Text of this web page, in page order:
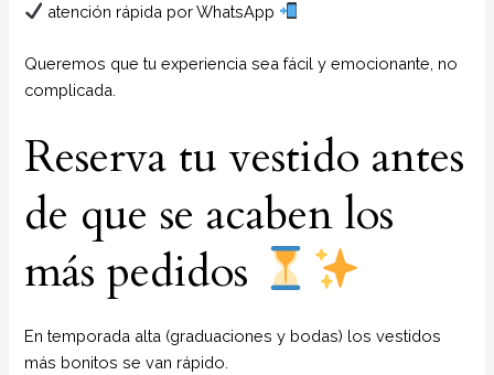
atención rápida por WhatsApp
Queremos que tu experiencia sea fácil y emocionante, no
complicada.
Reserva tu vestido antes
de que se acaben los
más pedidos
En temporada alta (graduaciones y bodas) los vestidos
más bonitos se van rápido.